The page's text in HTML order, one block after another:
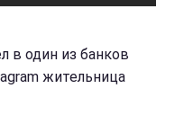
в один из банков
жительница